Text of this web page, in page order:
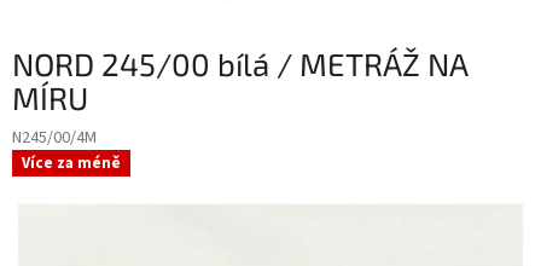
NORD 245/00 bílá / METRÁŽ NA
MÍRU
N245/00/4M
Více za méně